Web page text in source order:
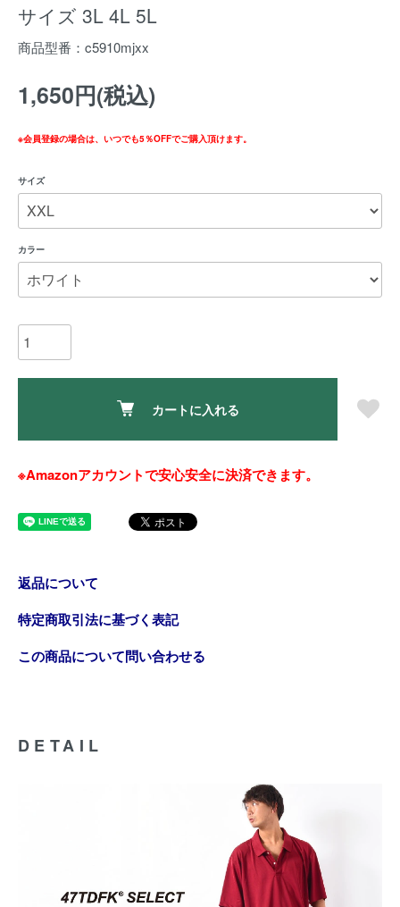
サイズ 3L 4L 5L
商品型番：c5910mjxx
1,650円(税込)
※会員登録の場合は、いつでも5％OFFでご購入頂けます。
サイズ
カラー
カートに入れる
※Amazonアカウントで安心安全に決済できます。
返品について
特定商取引法に基づく表記
この商品について問い合わせる
DETAIL